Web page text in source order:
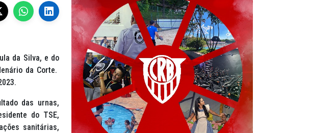
da Silva, e do
da Corte.
das urnas,
do TSE,
sanitárias,